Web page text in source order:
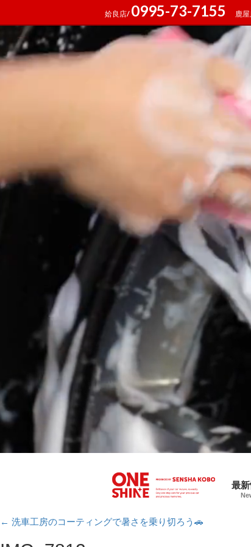
姶良店/ 0995-73-7155 鹿
最
← 洗車工房のコーティングで暑さを乗り切ろう🚗